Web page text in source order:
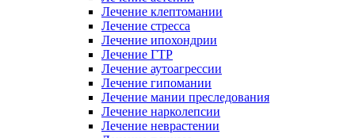
Лечение клептомании
Лечение стресса
Лечение ипохондрии
Лечение ГТР
Лечение аутоагрессии
Лечение гипомании
Лечение мании преследования
Лечение нарколепсии
Лечение неврастении